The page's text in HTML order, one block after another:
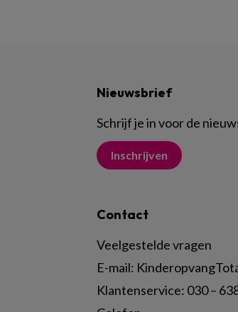
Nieuwsbrief
Schrijf je in voor de
Inschrijven
Contact
Veelgestelde vragen
E-mail:
Klantenservice: 030 –